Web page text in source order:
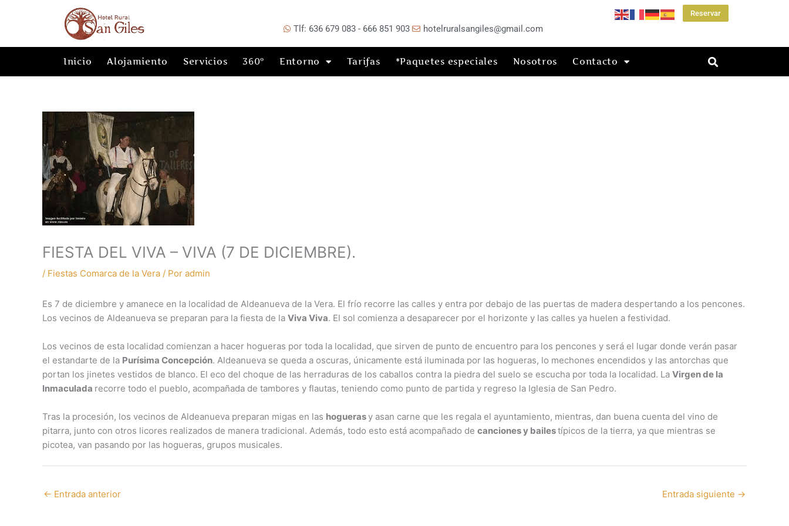
Reservar
Tlf: 636 679 083 - 666 851 903 hotelruralsangiles@gmail.com
Inicio Alojamiento Servicios 360º Entorno Tarifas *Paquetes especiales Nosotros Contacto
FIESTA DEL VIVA – VIVA (7 DE DICIEMBRE).
/ Fiestas Comarca de la Vera / Por admin
Es 7 de diciembre y amanece en la localidad de Aldeanueva de la Vera. El frío recorre las calles y entra por debajo de las puertas de madera despertando a los pencones.
Los vecinos de Aldeanueva se preparan para la fiesta de la Viva Viva. El sol comienza a desaparecer por el horizonte y las calles ya huelen a festividad.
Los vecinos de esta localidad comienzan a hacer hogueras por toda la localidad, que sirven de punto de encuentro para los pencones y será el lugar donde verán pasar
el estandarte de la Purísima Concepción. Aldeanueva se queda a oscuras, únicamente está iluminada por las hogueras, lo mechones encendidos y las antorchas que
portan los jinetes vestidos de blanco. El eco del choque de las herraduras de los caballos contra la piedra del suelo se escucha por toda la localidad. La Virgen de la
Inmaculada recorre todo el pueblo, acompañada de tambores y flautas, teniendo como punto de partida y regreso la Iglesia de San Pedro.
Tras la procesión, los vecinos de Aldeanueva preparan migas en las hoguerasy asan carne que les regala el ayuntamiento, mientras, dan buena cuenta del vino de
pitarra, junto con otros licores realizados de manera tradicional. Además, todo esto está acompañado de canciones y bailestípicos de la tierra, ya que mientras se
picotea, van pasando por las hogueras, grupos musicales.
← Entrada anterior Entrada siguiente →